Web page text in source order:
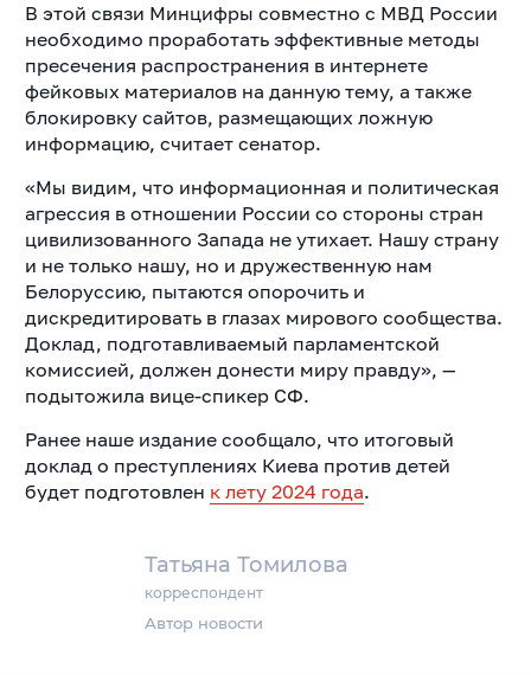
Татьяна Томилова
корреспондент
Автор новости
В этой связи Минцифры совместно с МВД России
необходимо проработать эффективные методы
пресечения распространения в интернете
фейковых материалов на данную тему, а также
блокировку сайтов, размещающих ложную
информацию, считает сенатор.
«Мы видим, что информационная и политическая
агрессия в отношении России со стороны стран
цивилизованного Запада не утихает. Нашу страну
и не только нашу, но и дружественную нам
Белоруссию, пытаются опорочить и
дискредитировать в глазах мирового сообщества.
Доклад, подготавливаемый парламентской
комиссией, должен донести миру правду», —
подытожила вице-спикер СФ.
Ранее наше издание сообщало, что итоговый
доклад о преступлениях Киева против детей
будет подготовлен к лету 2024 года.